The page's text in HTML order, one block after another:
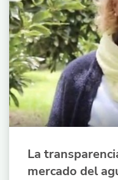
La
mercado del